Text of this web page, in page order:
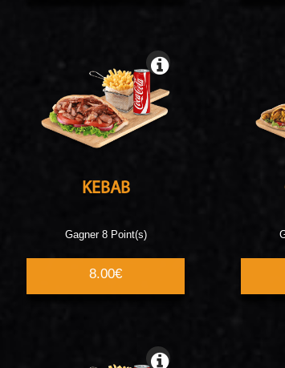
KEBAB
Gagner 8 Point(s)
8.00€